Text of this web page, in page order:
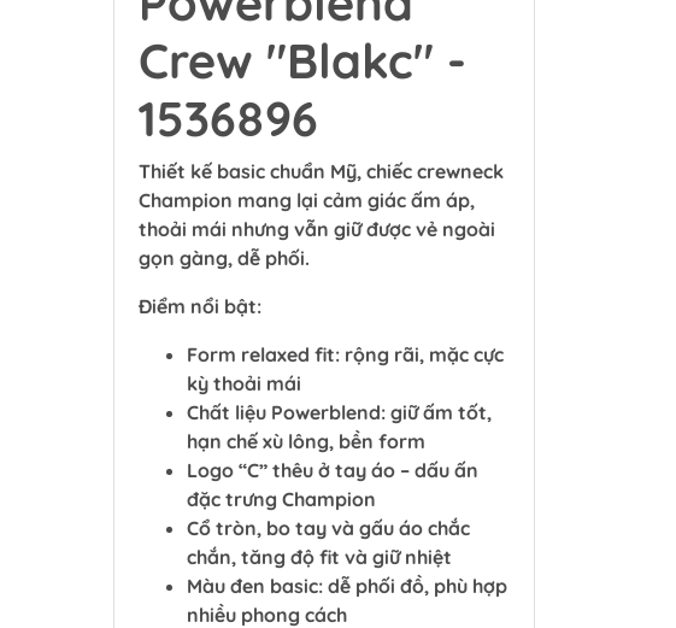
Crew "Blakc" -
1536896
Thiết kế basic chuẩn Mỹ, chiếc crewneck
Champion mang lại cảm giác ấm áp,
thoải mái nhưng vẫn giữ được vẻ ngoài
gọn gàng, dễ phối.
Điểm nổi bật:
Form relaxed fit: rộng rãi, mặc cực
kỳ thoải mái
Chất liệu Powerblend: giữ ấm tốt,
hạn chế xù lông, bền form
Logo “C” thêu ở tay áo – dấu ấn
đặc trưng Champion
Cổ tròn, bo tay và gấu áo chắc
chắn, tăng độ fit và giữ nhiệt
Màu đen basic: dễ phối đồ, phù hợp
nhiều phong cách